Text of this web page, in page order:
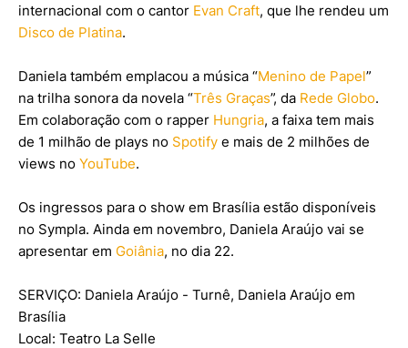
internacional com o cantor Evan Craft, que lhe rendeu um
Disco de Platina.
Daniela também emplacou a música “Menino de Papel”
na trilha sonora da novela “Três Graças”, da Rede Globo.
Em colaboração com o rapper Hungria, a faixa tem mais
de 1 milhão de plays no Spotify e mais de 2 milhões de
views no YouTube.
Os ingressos para o show em Brasília estão disponíveis
no Sympla. Ainda em novembro, Daniela Araújo vai se
apresentar em Goiânia, no dia 22.
SERVIÇO: Daniela Araújo - Turnê, Daniela Araújo em
Brasília
Local: Teatro La Selle